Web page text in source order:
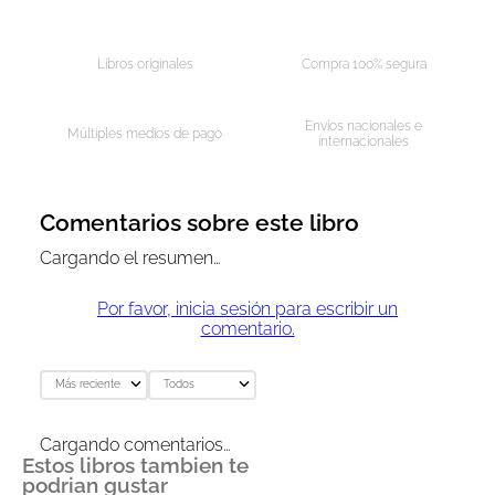
Libros originales Compra 100% segura
Múltiples medios de pago
Envíos nacionales e
internacionales
Comentarios sobre este libro
Cargando el resumen…
Por favor, inicia sesión para escribir un
comentario.
Más reciente Todos
Cargando comentarios…
Estos libros tambien te
podrian gustar